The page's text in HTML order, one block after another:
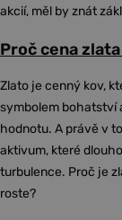
akcií, měl by znát
Proč cena
Zlato je cenný kov,
symbolem bohatství
hodnotu. A právě v
aktivum, které
turbulence. Proč je
roste?